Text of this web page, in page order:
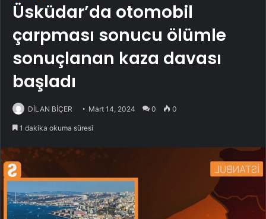
Üsküdar’da otomobil
çarpması sonucu ölümle
sonuçlanan kaza davası
başladı
DİLAN BİÇER Mart 14, 2024 0 0
1 dakika okuma süresi